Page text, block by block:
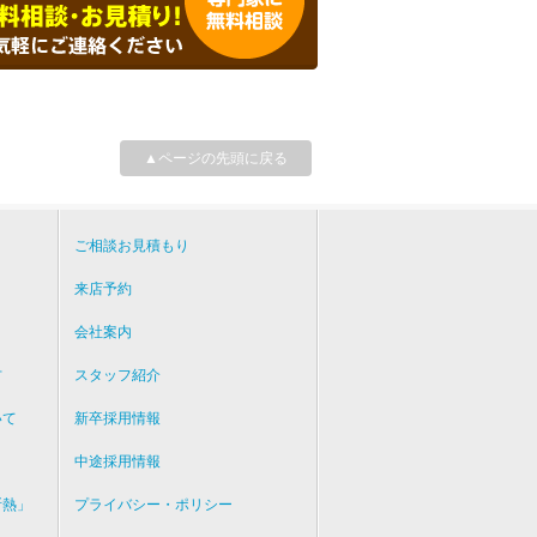
▲ページの先頭に戻る
」
ご相談お見積もり
来店予約
会社案内
スタッフ紹介
新卒採用情報
中途採用情報
プライバシー・ポリシー